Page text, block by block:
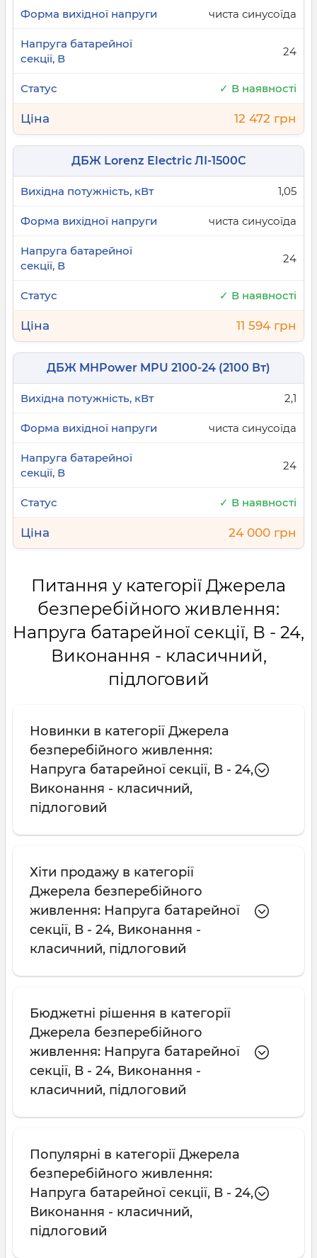
чиста синусоїда
24
✓ В наявності
12 472 грн
ДБЖ Lorenz Electric ЛІ-1500С
1,05
чиста синусоїда
24
✓ В наявності
11 594 грн
ДБЖ MHPower MPU 2100-24 (2100 Вт)
2,1
чиста синусоїда
24
✓ В наявності
24 000 грн
Питання у категорії Джерела
безперебійного живлення:
Напруга батарейної секції, В - 24,
Виконання - класичний,
підлоговий
Новинки в категорії Джерела
безперебійного живлення:
Напруга батарейної секції, В - 24,
Виконання - класичний,
підлоговий
Хіти продажу в категорії
Джерела безперебійного
живлення: Напруга батарейної
секції, В - 24, Виконання -
класичний, підлоговий
Бюджетні рішення в категорії
Джерела безперебійного
живлення: Напруга батарейної
секції, В - 24, Виконання -
класичний, підлоговий
Популярні в категорії Джерела
безперебійного живлення:
Напруга батарейної секції, В - 24,
Виконання - класичний,
підлоговий